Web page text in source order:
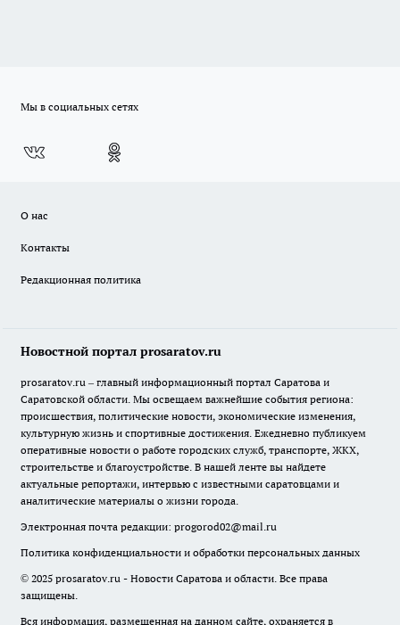
Мы в социальных сетях
О нас
Контакты
Редакционная политика
Новостной портал prosaratov.ru
prosaratov.ru – главный информационный портал Саратова и
Саратовской области. Мы освещаем важнейшие события региона:
происшествия, политические новости, экономические изменения,
культурную жизнь и спортивные достижения. Ежедневно публикуем
оперативные новости о работе городских служб, транспорте, ЖКХ,
строительстве и благоустройстве. В нашей ленте вы найдете
актуальные репортажи, интервью с известными саратовцами и
аналитические материалы о жизни города.
Электронная почта редакции: progorod02@mail.ru
Политика конфиденциальности и обработки персональных данных
© 2025 prosaratov.ru - Новости Саратова и области. Все права
защищены.
Вся информация, размещенная на данном сайте, охраняется в